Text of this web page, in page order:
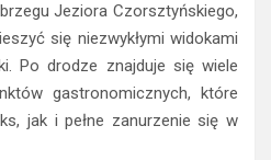
Jeziora Czorsztyńskiego,
się niezwykłymi widokami
Po drodze znajduje się wiele
gastronomicznych, które
jak i pełne zanurzenie się w